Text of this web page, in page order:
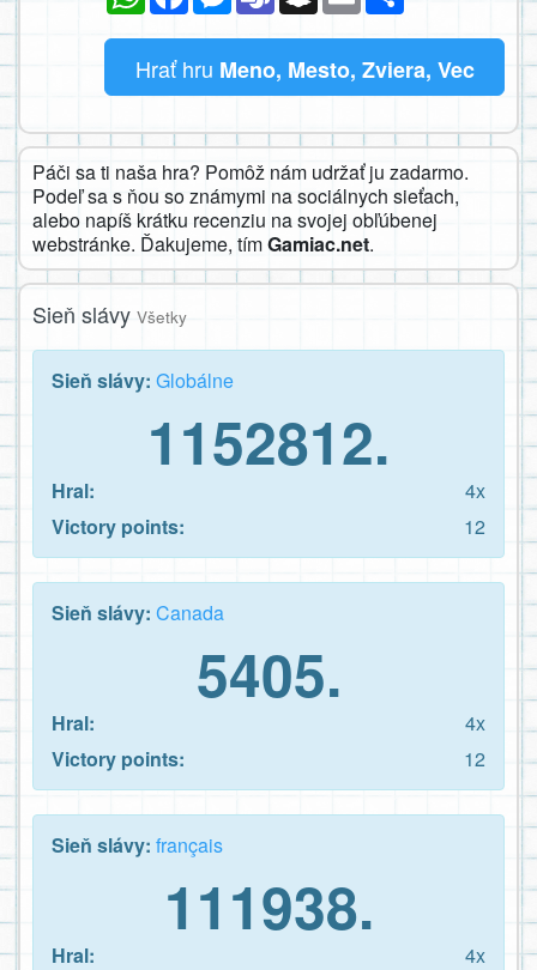
Hrať hru Meno, Mesto, Zviera, Vec
Páči sa ti naša hra? Pomôž nám udržať ju zadarmo.
Podeľ sa s ňou so známymi na sociálnych sieťach,
alebo napíš krátku recenziu na svojej obľúbenej
webstránke. Ďakujeme, tímGamiac.net.
Sieň slávy Všetky
Sieň slávy: Globálne
1152812.
Hral:
4x
Victory points:
12
Sieň slávy: Canada
5405.
Hral:
4x
Victory points:
12
Sieň slávy: français
111938.
Hral:
4x